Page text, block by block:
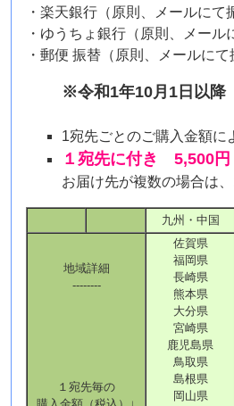
・楽天銀行（原則、メールに
・ゆうちょ銀行（原則、メー
・郵便 振替（原則、メールに
※令和1年10月1日以降
1宛先ごとのご購入金額に
１宛先に付き 5,500円
お届け先が複数の場合は
九州・中国
地域詳細
--------
１宛先毎の
佐賀県
福岡県
長崎県
熊本県
大分県
宮崎県
鹿児島県
鳥取県
島根県
岡山県